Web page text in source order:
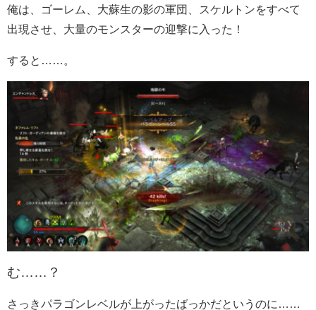
俺は、ゴーレム、大蘇生の影の軍団、スケルトンをすべて
出現させ、大量のモンスターの迎撃に入った！
すると……。
む……？
さっきパラゴンレベルが上がったばっかだというのに……